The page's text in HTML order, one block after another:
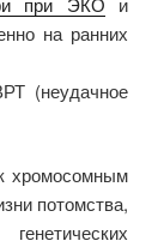
на ранних
(неудачное
хромосомным
потомства,